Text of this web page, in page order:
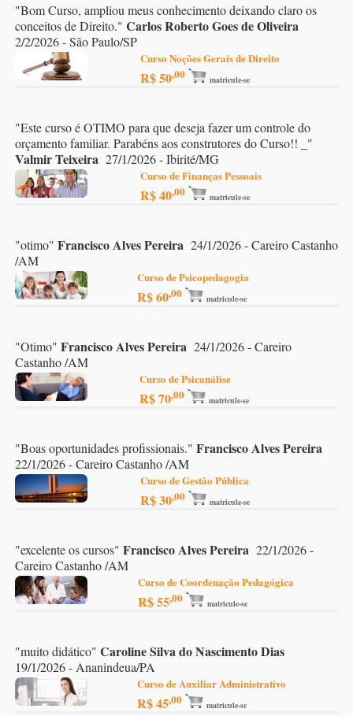
"Bom Curso, ampliou meus conhecimento deixando claro os
conceitos de Direito." Carlos Roberto Goes de Oliveira
2/2/2026 - São Paulo/SP
Curso Noções Gerais de Direito
R$ 50,00 matricule-se
"Este curso é OTIMO para que deseja fazer um controle do
orçamento familiar. Parabéns aos construtores do Curso!! _ "
Valmir Teixeira 27/1/2026 - Ibirité/MG
Curso de Finanças Pessoais
R$ 40,00 matricule-se
"otimo" Francisco Alves Pereira 24/1/2026 - Careiro Castanho
/AM
Curso de Psicopedagogia
R$ 60,00 matricule-se
"Otimo" Francisco Alves Pereira 24/1/2026 - Careiro
Castanho /AM
Curso de Psicanálise
R$ 70,00 matricule-se
"Boas oportunidades profissionais." Francisco Alves Pereira
22/1/2026 - Careiro Castanho /AM
Curso de Gestão Pública
R$ 30,00 matricule-se
"excelente os cursos" Francisco Alves Pereira 22/1/2026 -
Careiro Castanho /AM
Curso de Coordenação Pedagógica
R$ 55,00 matricule-se
"muito didático" Caroline Silva do Nascimento Dias
19/1/2026 - Ananindeua/PA
Curso de Auxiliar Administrativo
R$ 45,00 matricule-se